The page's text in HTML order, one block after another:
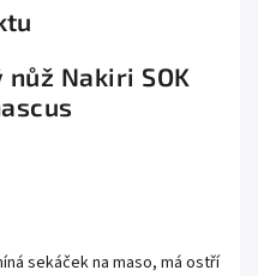
Nakiri SOK
sekáček na maso, má ostří